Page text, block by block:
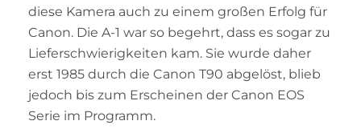
diese Kamera auch zu einem großen Erfolg für
Canon. Die A-1 war so begehrt, dass es sogar zu
Lieferschwierigkeiten kam. Sie wurde daher
erst 1985 durch die Canon T90 abgelöst, blieb
jedoch bis zum Erscheinen der Canon EOS
Serie im Programm.